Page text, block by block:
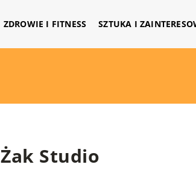
ZDROWIE I FITNESS SZTUKA I
Żak Studio